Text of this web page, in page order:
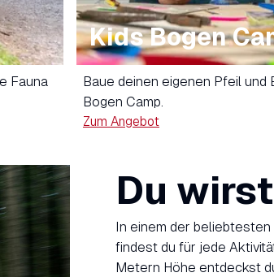
Fauna
Kids Bogen
Baue deinen eigenen Pfeil und
Bogen Camp.
Zum Angebot
Du
In einem der
findest du für jede
Metern Höhe entdeckst